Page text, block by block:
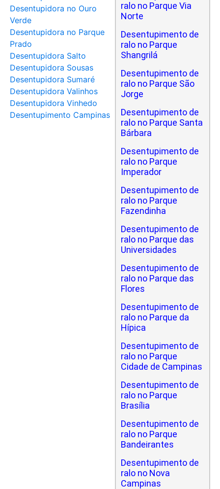
Desentupidora no Ouro
Verde
Desentupidora no Parque
Prado
Desentupidora Salto
Desentupidora Sousas
Desentupidora Sumaré
Desentupidora Valinhos
Desentupidora Vinhedo
Desentupimento Campinas
ralo no Parque Via
Norte
Desentupimento de
ralo no Parque
Shangrilá
Desentupimento de
ralo no Parque São
Jorge
Desentupimento de
ralo no Parque Santa
Bárbara
Desentupimento de
ralo no Parque
Imperador
Desentupimento de
ralo no Parque
Fazendinha
Desentupimento de
ralo no Parque das
Universidades
Desentupimento de
ralo no Parque das
Flores
Desentupimento de
ralo no Parque da
Hípica
Desentupimento de
ralo no Parque
Cidade de Campinas
Desentupimento de
ralo no Parque
Brasília
Desentupimento de
ralo no Parque
Bandeirantes
Desentupimento de
ralo no Nova
Campinas